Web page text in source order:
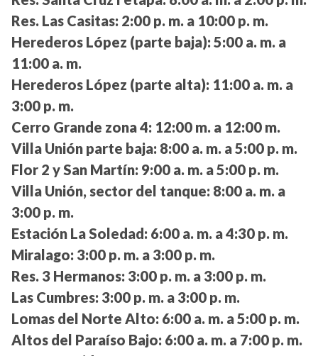
Res. Las Casitas: 2:00 p. m. a 10:00 p. m.
Herederos López (parte baja): 5:00 a. m. a
11:00 a. m.
Herederos López (parte alta): 11:00 a. m. a
3:00 p. m.
Cerro Grande zona 4: 12:00 m. a 12:00 m.
Villa Unión parte baja: 8:00 a. m. a 5:00 p. m.
Flor 2 y San Martín: 9:00 a. m. a 5:00 p. m.
Villa Unión, sector del tanque: 8:00 a. m. a
3:00 p. m.
Estación La Soledad: 6:00 a. m. a 4:30 p. m.
Miralago: 3:00 p. m. a 3:00 p. m.
Res. 3 Hermanos: 3:00 p. m. a 3:00 p. m.
Las Cumbres: 3:00 p. m. a 3:00 p. m.
Lomas del Norte Alto: 6:00 a. m. a 5:00 p. m.
Altos del Paraíso Bajo: 6:00 a. m. a 7:00 p. m.